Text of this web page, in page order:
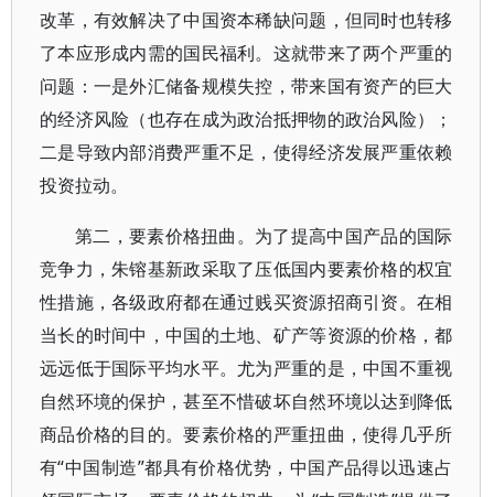
改革，有效解决了中国资本稀缺问题，但同时也转移
了本应形成内需的国民福利。这就带来了两个严重的
问题：一是外汇储备规模失控，带来国有资产的巨大
的经济风险（也存在成为政治抵押物的政治风险）；
二是导致内部消费严重不足，使得经济发展严重依赖
投资拉动。
第二，要素价格扭曲。为了提高中国产品的国际
竞争力，朱镕基新政采取了压低国内要素价格的权宜
性措施，各级政府都在通过贱买资源招商引资。在相
当长的时间中，中国的土地、矿产等资源的价格，都
远远低于国际平均水平。尤为严重的是，中国不重视
自然环境的保护，甚至不惜破坏自然环境以达到降低
商品价格的目的。要素价格的严重扭曲，使得几乎所
有“中国制造”都具有价格优势，中国产品得以迅速占